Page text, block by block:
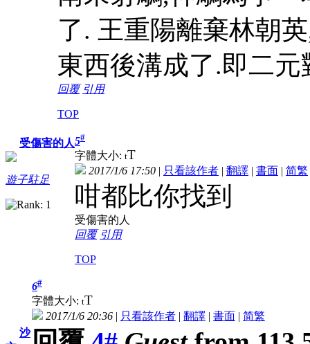
了. 王重陽離棄林朝
東西後溝成了.即二
回覆 引用
TOP
受傷害的人
遊子駐足
5#
字體大小: tT
2017/1/6 17:50 | 只看該作者 | 翻譯 | 書面 | 简繁
咁都比你找到
受傷害的人
回覆 引用
TOP
沙
6#
字體大小: tT
2017/1/6 20:36 | 只看該作者 | 翻譯 | 書面 | 简繁